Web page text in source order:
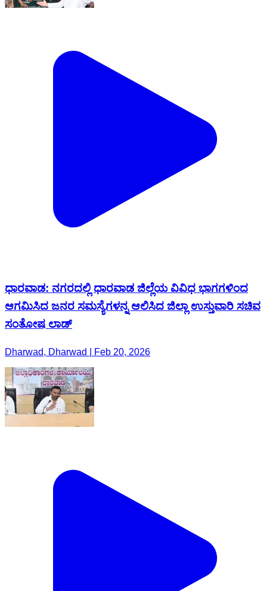
ಧಾರವಾಡ: ನಗರದಲ್ಲಿ ಧಾರವಾಡ ಜಿಲ್ಲೆಯ ವಿವಿಧ ಭಾಗಗಳಿಂದ
ಆಗಮಿಸಿದ ಜನರ ಸಮಸ್ಯೆಗಳನ್ನ ಆಲಿಸಿದ ಜಿಲ್ಲಾ ಉಸ್ತುವಾರಿ ಸಚಿವ
ಸಂತೋಷ ಲಾಡ್
Dharwad, Dharwad | Feb 20, 2026